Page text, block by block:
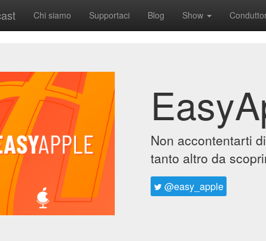
Chi siamo Supportaci Blog Show
Non accontentarti
tanto altro da
@easy_apple